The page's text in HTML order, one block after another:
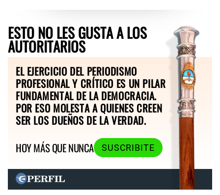
ESTO NO LES GUSTA A LOS
AUTORITARIOS
EL EJERCICIO DEL PERIODISMO
PROFESIONAL Y CRÍTICO ES UN PILAR
FUNDAMENTAL DE LA DEMOCRACIA.
POR ESO MOLESTA A QUIENES CREEN
SER LOS DUEÑOS DE LA VERDAD.
HOY MÁS QUE NUNCA
SUSCRIBITE